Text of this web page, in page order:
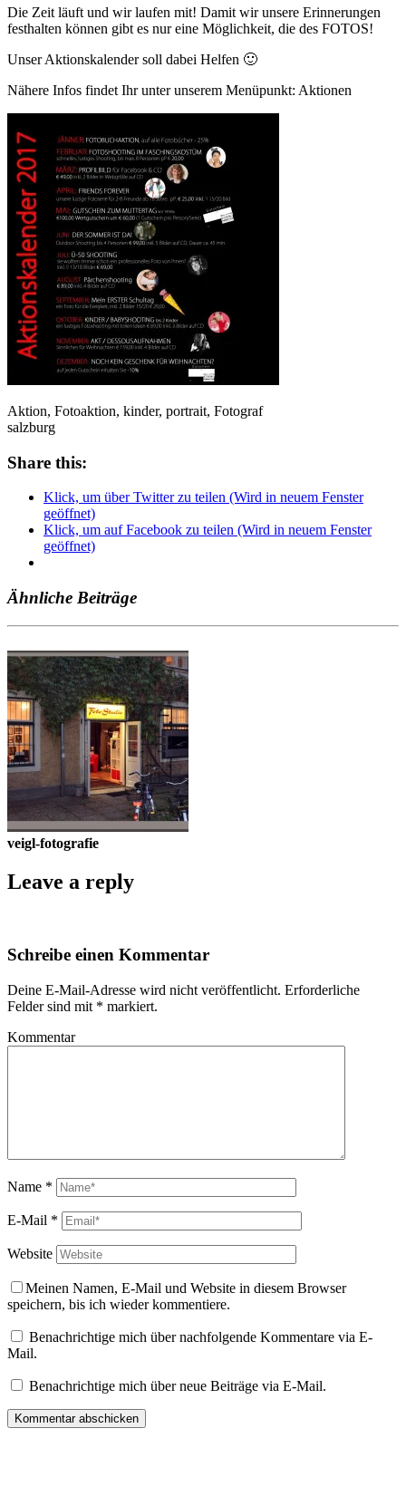
Die Zeit läuft und wir laufen mit! Damit wir unsere Erinnerungen
festhalten können gibt es nur eine Möglichkeit, die des FOTOS!
Unser Aktionskalender soll dabei Helfen 🙂
Nähere Infos findet Ihr unter unserem Menüpunkt: Aktionen
Aktion, Fotoaktion, kinder, portrait, Fotograf
salzburg
Share this:
Klick, um über Twitter zu teilen (Wird in neuem Fenster
geöffnet)
Klick, um auf Facebook zu teilen (Wird in neuem Fenster
geöffnet)
Ähnliche Beiträge
veigl-fotografie
Leave a reply
Schreibe einen Kommentar
Deine E-Mail-Adresse wird nicht veröffentlicht. Erforderliche
Felder sind mit * markiert.
Kommentar
Name *
E-Mail *
Website
Meinen Namen, E-Mail und Website in diesem Browser
speichern, bis ich wieder kommentiere.
Benachrichtige mich über nachfolgende Kommentare via E-
Mail.
Benachrichtige mich über neue Beiträge via E-Mail.